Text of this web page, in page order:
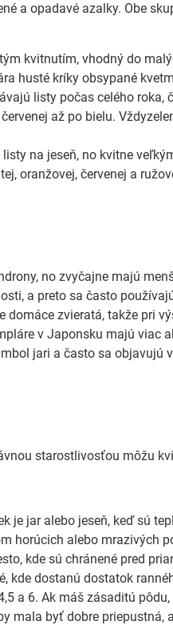
a opadavé azalky. Obe
kvitnutím, vhodný do
husté kríky obsypané
listy počas celého
až po bielu.
na jeseň, no kvitne
oranžovej, červenej a
no zvyčajne majú
a preto sa často
domáce zvieratá, takže pri
v Japonsku majú viac
jari a často sa objavujú
starostlivosťou môžu
je jar alebo jeseň, keď sú
horúcich alebo mrazivých
kde sú chránené pred
kde dostanú dostatok
a 6. Ak máš zásaditú
mala byť dobre priepustná,